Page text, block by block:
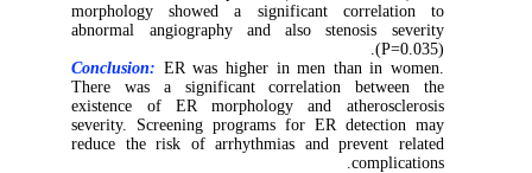
morphology showed a significant correlation to
abnormal angiography and also stenosis severity
(P=0.035).
Conclusion:ER was higher in men than in women.
There was a significant correlation between the
existence of ER morphology and atherosclerosis
severity. Screening programs for ER detection may
reduce the risk of arrhythmias and prevent related
complications.